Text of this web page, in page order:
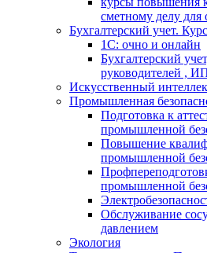
сметному делу
Бухгалтерский учет.
1С: очно и онлайн
Бухгалтерский
руководителей ,
Искусственный
Промышленная
Подготовка к
промышленной
Повышение
промышленной
промышленной
Обслуживание
давлением
Экология